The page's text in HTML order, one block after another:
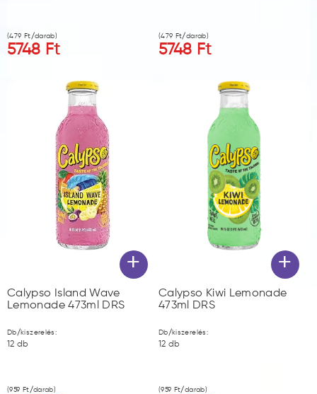
(479 Ft/darab)
5748 Ft
(479 Ft/darab)
5748 Ft
+
Calypso Island Wave
Lemonade 473ml DRS
Db/kiszerelés:
12 db
(959 Ft/darab)
+
Calypso Kiwi Lemonade
473ml DRS
Db/kiszerelés:
12 db
(959 Ft/darab)